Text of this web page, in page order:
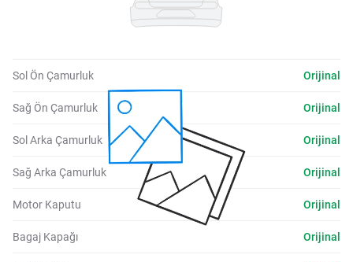
Sol Ön Çamurluk Orijinal
Sağ Ön Çamurluk Orijinal
Sol Arka Çamurluk Orijinal
Sağ Arka Çamurluk Orijinal
Motor Kaputu Orijinal
Bagaj Kapağı Orijinal